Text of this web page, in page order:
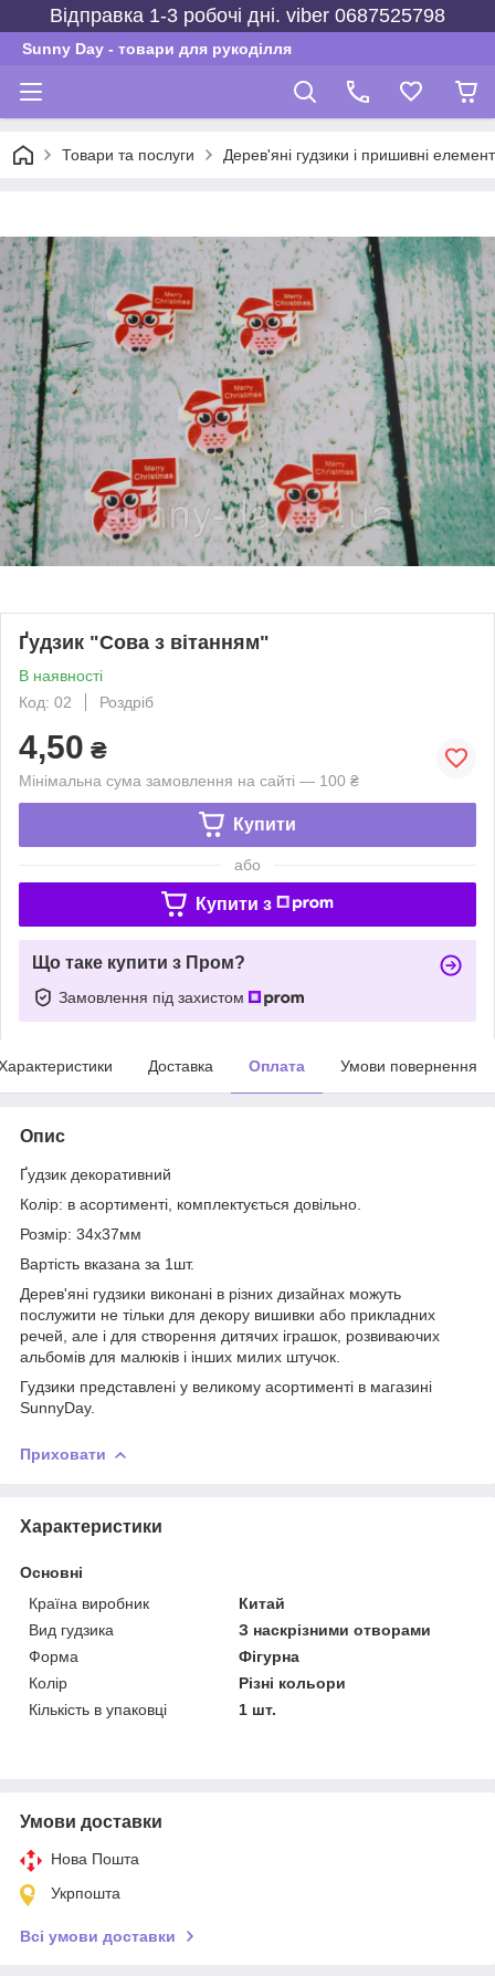
Відправка 1-3 робочі дні. viber 0687525798
Sunny Day - товари для рукоділля
Товари та послуги Дерев'яні гудзики і пришивні
Ґудзик "Сова з вітанням"
В наявності
Код: 02
Роздріб
4,50 ₴
Мінімальна сума замовлення на сайті — 100 ₴
Купити
або
Купити з
Що таке купити з Пром?
Замовлення під захистом
Доставка Оплата Умови повернення
Опис
Ґудзик декоративний
Колір: в асортименті, комплектується довільно.
Розмір: 34х37мм
Вартість вказана за 1шт.
Дерев'яні гудзики виконані в різних дизайнах можуть
послужити не тільки для декору вишивки або прикладних
речей, але і для створення дитячих іграшок, розвиваючих
альбомів для малюків і інших милих штучок.
Гудзики представлені у великому асортименті в магазині
SunnyDay.
Приховати
Характеристики
Основні
Країна виробник
Китай
Вид гудзика
З наскрізними отворами
Форма
Фігурна
Колір
Різні кольори
Кількість в упаковці
1 шт.
Умови доставки
Нова Пошта
Укрпошта
Всі умови доставки